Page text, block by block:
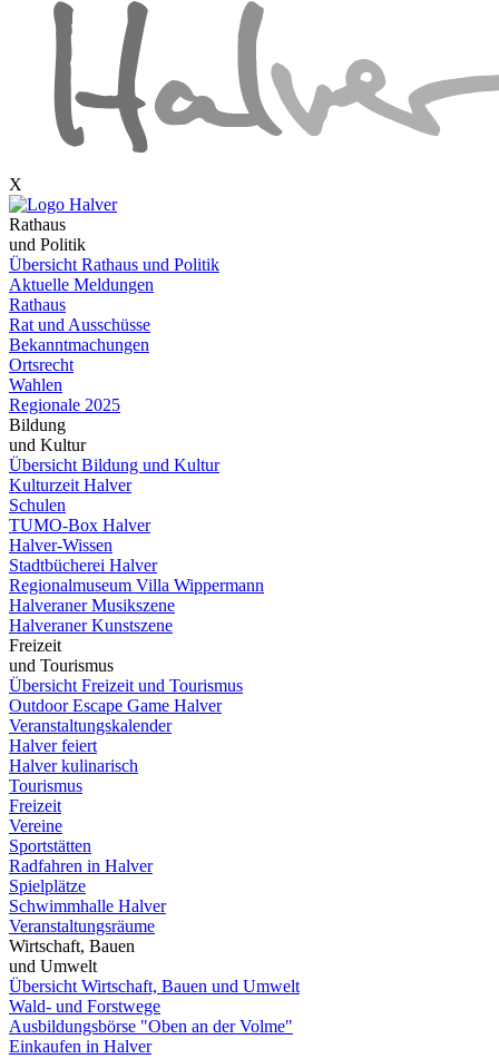
X
Rathaus
und Politik
Übersicht Rathaus und Politik
Aktuelle Meldungen
Rathaus
Rat und Ausschüsse
Bekanntmachungen
Ortsrecht
Wahlen
Regionale 2025
Bildung
und Kultur
Übersicht Bildung und Kultur
Kulturzeit Halver
Schulen
TUMO-Box Halver
Halver-Wissen
Stadtbücherei Halver
Regionalmuseum Villa Wippermann
Halveraner Musikszene
Halveraner Kunstszene
Freizeit
und Tourismus
Übersicht Freizeit und Tourismus
Outdoor Escape Game Halver
Veranstaltungskalender
Halver feiert
Halver kulinarisch
Tourismus
Freizeit
Vereine
Sportstätten
Radfahren in Halver
Spielplätze
Schwimmhalle Halver
Veranstaltungsräume
Wirtschaft, Bauen
und Umwelt
Übersicht Wirtschaft, Bauen und Umwelt
Wald- und Forstwege
Ausbildungsbörse "Oben an der Volme"
Einkaufen in Halver